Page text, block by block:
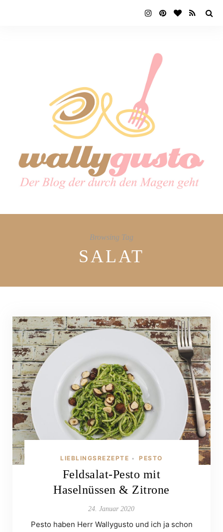
Browsing Tag
SALAT
LIEBLINGSREZEPTE • PESTO
Feldsalat-Pesto mit
Haselnüssen & Zitrone
24. Januar 2020
Pesto haben Herr Wallygusto und ich ja schon